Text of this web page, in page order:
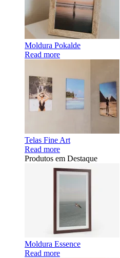
Moldura Pokalde
Read more
Telas Fine Art
Read more
Produtos em Destaque
Moldura Essence
Read more